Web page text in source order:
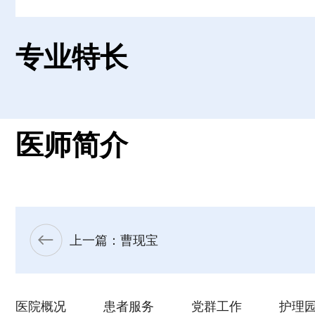
专业特长
医师简介
上一篇：曹现宝
医院概况 患者服务 党群工作 护理